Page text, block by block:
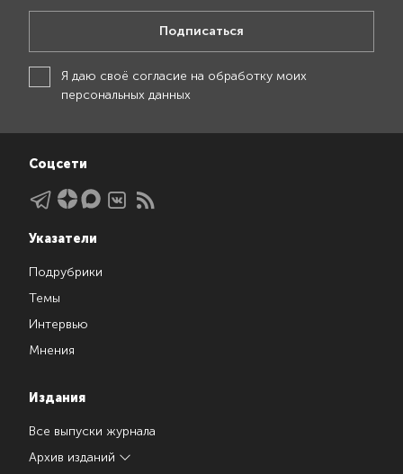
Подписаться
Я даю своё согласие на обработку моих
персональных данных
Соцсети
Указатели
Подрубрики
Темы
Интервью
Мнения
Издания
Все выпуски журнала
Архив изданий